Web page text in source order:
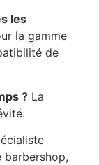
les
la gamme
de
? La
barbershop,